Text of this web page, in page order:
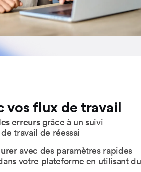
vos flux de travail
erreursgrâce à un suivi
travail de réessai
avec des paramètres rapides
votre plateforme en utilisant du